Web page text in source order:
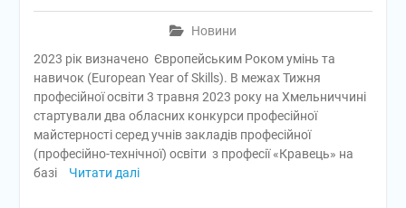
Новини
2023 рік визначено Європейським Роком умінь та
навичок (European Year of Skills). В межах Тижня
професійної освіти 3 травня 2023 року на Хмельниччині
стартували два обласних конкурси професійної
майстерності серед учнів закладів професійної
(професійно-технічної) освіти з професії «Кравець» на
базі
Читати далі